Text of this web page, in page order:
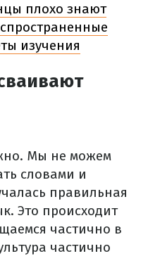
плохо знают
изучения
Мы не можем
словами и
правильная
Это происходит
частично в
частично